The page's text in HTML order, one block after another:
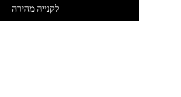
לקנייה מהירה